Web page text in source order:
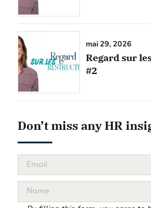
mai 29, 2026
Regard sur
#2
Don’t miss any HR